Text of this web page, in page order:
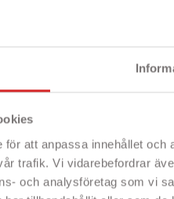
att anpassa innehållet
trafik. Vi vidarebefordrar
och analysföretag som vi